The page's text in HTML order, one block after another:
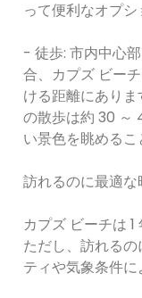
って便利なオプシ
- 徒歩: 市内中心
合、カプズ ビー
ける距離にあり
の散歩は約 30 ～
い景色を眺めるこ
訪れるのに最適な
カプズ ビーチは 1
ただし、訪れる
ティや気象条件に